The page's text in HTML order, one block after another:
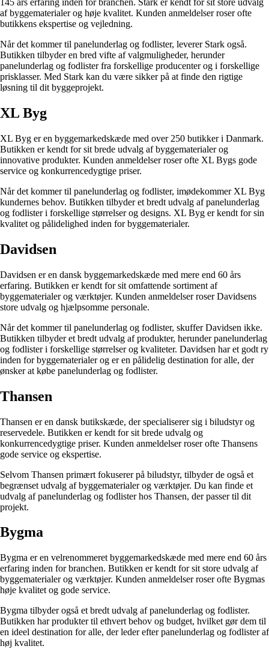
145 års erfaring inden for branchen. Stark er kendt for sit store udvalg
af byggematerialer og høje kvalitet. Kunden anmeldelser roser ofte
butikkens ekspertise og vejledning.
Når det kommer til panelunderlag og fodlister, leverer Stark også.
Butikken tilbyder en bred vifte af valgmuligheder, herunder
panelunderlag og fodlister fra forskellige producenter og i forskellige
prisklasser. Med Stark kan du være sikker på at finde den rigtige
løsning til dit byggeprojekt.
XL Byg
XL Byg er en byggemarkedskæde med over 250 butikker i Danmark.
Butikken er kendt for sit brede udvalg af byggematerialer og
innovative produkter. Kunden anmeldelser roser ofte XL Bygs gode
service og konkurrencedygtige priser.
Når det kommer til panelunderlag og fodlister, imødekommer XL Byg
kundernes behov. Butikken tilbyder et bredt udvalg af panelunderlag
og fodlister i forskellige størrelser og designs. XL Byg er kendt for sin
kvalitet og pålidelighed inden for byggematerialer.
Davidsen
Davidsen er en dansk byggemarkedskæde med mere end 60 års
erfaring. Butikken er kendt for sit omfattende sortiment af
byggematerialer og værktøjer. Kunden anmeldelser roser Davidsens
store udvalg og hjælpsomme personale.
Når det kommer til panelunderlag og fodlister, skuffer Davidsen ikke.
Butikken tilbyder et bredt udvalg af produkter, herunder panelunderlag
og fodlister i forskellige størrelser og kvaliteter. Davidsen har et godt ry
inden for byggematerialer og er en pålidelig destination for alle, der
ønsker at købe panelunderlag og fodlister.
Thansen
Thansen er en dansk butikskæde, der specialiserer sig i biludstyr og
reservedele. Butikken er kendt for sit brede udvalg og
konkurrencedygtige priser. Kunden anmeldelser roser ofte Thansens
gode service og ekspertise.
Selvom Thansen primært fokuserer på biludstyr, tilbyder de også et
begrænset udvalg af byggematerialer og værktøjer. Du kan finde et
udvalg af panelunderlag og fodlister hos Thansen, der passer til dit
projekt.
Bygma
Bygma er en velrenommeret byggemarkedskæde med mere end 60 års
erfaring inden for branchen. Butikken er kendt for sit store udvalg af
byggematerialer og værktøjer. Kunden anmeldelser roser ofte Bygmas
høje kvalitet og gode service.
Bygma tilbyder også et bredt udvalg af panelunderlag og fodlister.
Butikken har produkter til ethvert behov og budget, hvilket gør dem til
en ideel destination for alle, der leder efter panelunderlag og fodlister af
høj kvalitet.